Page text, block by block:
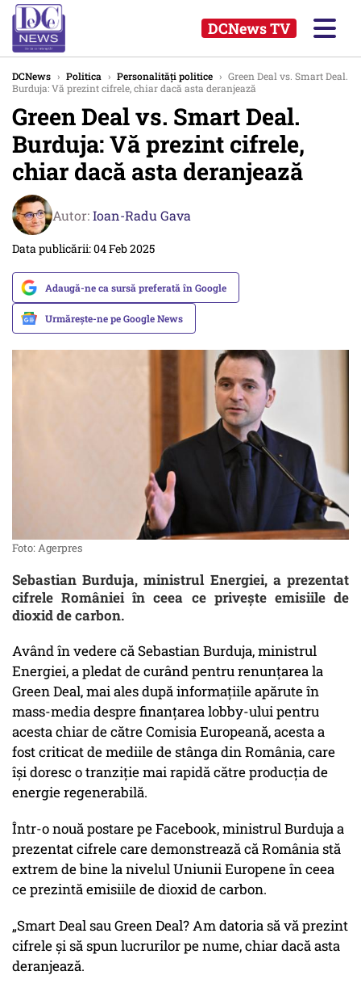
DCNews TV
DCNews › Politica › Personalități politice › Green Deal vs. Smart Deal.
Burduja: Vă prezint cifrele, chiar dacă asta deranjează
Green Deal vs. Smart Deal.
Burduja: Vă prezint cifrele,
chiar dacă asta deranjează
Autor:Ioan-Radu Gava
Data publicării: 04 Feb 2025
Adaugă-ne ca sursă preferată în Google
Urmărește-ne pe Google News
Foto: Agerpres
Sebastian Burduja, ministrul Energiei, a prezentat
cifrele României în ceea ce privește emisiile de
dioxid de carbon.
Având în vedere că Sebastian Burduja, ministrul
Energiei, a pledat de curând pentru renunțarea la
Green Deal, mai ales după informațiile apărute în
mass-media despre finanțarea lobby-ului pentru
acesta chiar de către Comisia Europeană, acesta a
fost criticat de mediile de stânga din România, care
își doresc o tranziție mai rapidă către producția de
energie regenerabilă.
Într-o nouă postare pe Facebook, ministrul Burduja a
prezentat cifrele care demonstrează că România stă
extrem de bine la nivelul Uniunii Europene în ceea
ce prezintă emisiile de dioxid de carbon.
„Smart Deal sau Green Deal? Am datoria să vă prezint
cifrele și să spun lucrurilor pe nume, chiar dacă asta
deranjează.